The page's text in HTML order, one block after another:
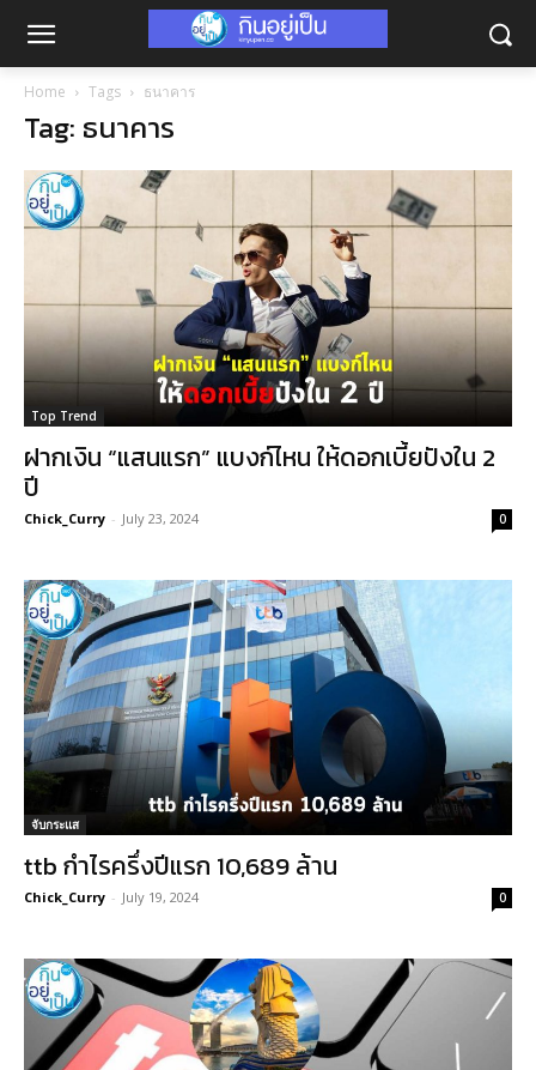
Home Tags ธนาคาร
Tag: ธนาคาร
Top Trend
ฝากเงิน “แสนแรก” แบงก์ไหน ให้ดอกเบี้ยปังใน 2
ปี
Chick_Curry - July 23, 2024 0
จับกระแส
ttb กำไรครึ่งปีแรก 10,689 ล้าน
Chick_Curry - July 19, 2024 0